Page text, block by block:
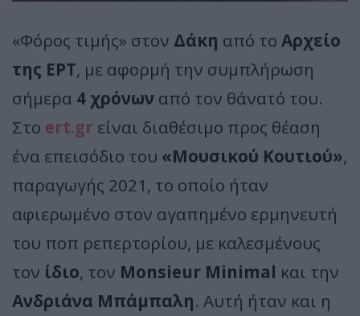
«Φόρος τιμής» στον Δάκη από το Αρχείο
της ΕΡΤ, με αφορμή την συμπλήρωση
σήμερα 4 χρόνων από τον θάνατό του.
Στο ert.gr είναι διαθέσιμο προς θέαση
ένα επεισόδιο του «Μουσικού Κουτιού»,
παραγωγής 2021, το οποίο ήταν
αφιερωμένο στον αγαπημένο ερμηνευτή
του ποπ ρεπερτορίου, με καλεσμένους
τον ίδιο, τον Monsieur Minimal και την
Ανδριάνα Μπάμπαλη. Αυτή ήταν και η